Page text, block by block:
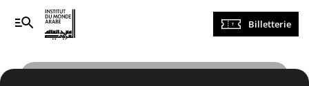
Navigation
principale
Billetterie